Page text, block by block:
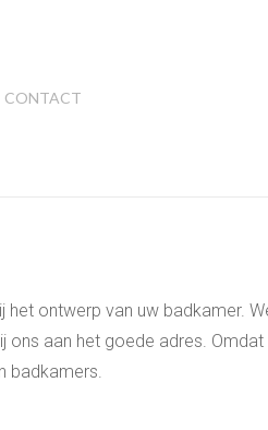
CONTACT
ontwerp van uw badkamer.
aan het goede adres.
badkamers.